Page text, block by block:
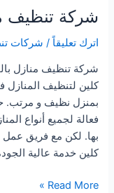
شركة تنظيف
اترك تعليقاً / شركات
كلين لتنظيف المنازل
بمنزل نظيف و مرتب.
فعالة لجميع أنواع
بها. لكن مع فريق
كلين خدمة عالية
شركة
Read More »